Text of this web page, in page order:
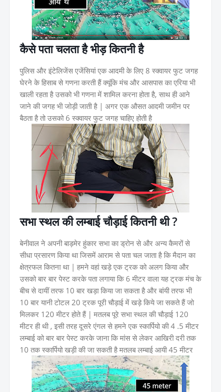
कैसे पता चलता है भीड़ कितनी है
पुलिस और इंटेलिजेंस एजेंसियां एक आदमी के लिए 8 स्क्वायर फुट जगह
घेरने के हिसाब से गणना करती हैं क्यूंकि मंच और आसपास का एरिया भी
खाली रहता है उसको भी गणना में शामिल करना होता है, साथ ही आने
जाने की जगह भी जोड़ी जाती है | अगर एक औसत आदमी जमीन पर
बैठता है तो उसको 6 स्क्वायर फुट जगह चाहिए होती है
सभा स्थल की लम्बाई चौड़ाई कितनी थी ?
बेनीवाल ने अपनी बाड़मेर हुंकार सभा का ड्रोन से और अन्य कैमरों से
सीधा प्रसारण किया था जिसमें आराम से पता चल जाता है कि मैदान का
क्षेत्रफल कितना था | हमने वहां खड़े एक ट्रक को अलग किया और
उसको बार बार पेस्ट करके पता लगाया कि 6 मीटर वाला यह ट्रक मंच के
बीच से दायीं तरफ 10 बार खड़ा किया जा सकता है और बांयी तरफ भी
10 बार यानी टोटल 20 ट्रक पूरी चौड़ाई में खड़े किये जा सकते हैं जो
मिलकर 120 मीटर होते हैं | मतलब पूरे सभा स्थल की चौड़ाई 120
मीटर ही थी , इसी तरह दूसरे एंगल से हमने एक स्कार्पियो की 4 .5 मीटर
लम्बाई को बार बार पेस्ट करके जाना कि मांस से लेकर आखिरी दरी तक
10 तक स्कार्पियो खड़ी की जा सकती है मतलब लम्बाई आयी 45 मीटर